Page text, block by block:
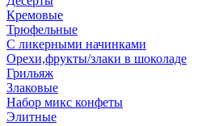
Кремовые
Трюфельные
С ликерными начинками
Орехи,фрукты/злаки в шоколаде
Грильяж
Злаковые
Набор микс конфеты
Элитные